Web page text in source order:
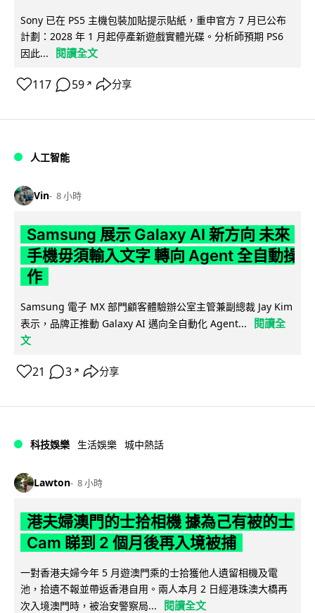
Sony 已在 PS5 主機包裝加貼提示貼紙，重申官方 7 月已公布
計劃：2028 年 1 月起停產新遊戲實體光碟。分析師預期 PS6
因此...
閱讀全文
117 59 ↗ 分享
人工智能
Vin 8 小時
Samsung 展示 Galaxy AI 新方向 未來
手機毋須輸入文字 轉向 Agent 全自動操
作
Samsung 電子 MX 部門顧客體驗辦公室主管兼副總裁 Jay Kim
表示，品牌正推動 Galaxy AI 邁向全自動化 Agent...
閱讀全
文
21 3 ↗ 分享
科技娛樂 生活娛樂 城中熱話
Lawton 8 小時
港夫婦澳門的士拾相機 據為己有被的士
Cam 睇到 2 個月後再入境被捕
一對香港夫婦今年 5 月遊澳門乘的士拾獲他人遺留相機及電
池，拾遺不報並帶返香港自用。兩人本月 2 日經港珠澳大橋再
次入境澳門時，被治安警察局...
閱讀全文